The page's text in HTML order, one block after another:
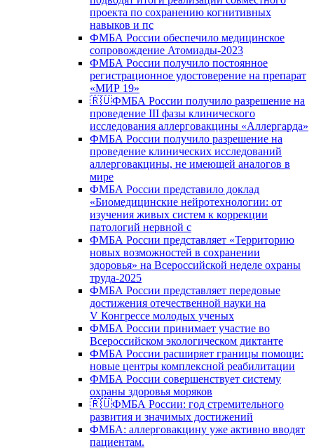
проекта по сохранению когнитивных
навыков и пс
ФМБА России обеспечило медицинское
сопровождение Атомиады-2023
ФМБА России получило постоянное
регистрационное удостоверение на препарат
«МИР 19»
🇷🇺ФМБА России получило разрешение на
проведение III фазы клинического
исследования аллерговакцины «Аллергарда»
ФМБА России получило разрешение на
проведение клинических исследований
аллерговакцины, не имеющей аналогов в
мире
ФМБА России представило доклад
«Биомедицинские нейротехнологии: от
изучения живых систем к коррекции
патологий нервной с
ФМБА России представляет «Территорию
новых возможностей в сохранении
здоровья» на Всероссийской неделе охраны
труда-2025
ФМБА России представляет передовые
достижения отечественной науки на
V Конгрессе молодых ученых
ФМБА России принимает участие во
Всероссийском экологическом диктанте
ФМБА России расширяет границы помощи:
новые центры комплексной реабилитации
ФМБА России совершенствует систему
охраны здоровья моряков
🇷🇺ФМБА России: год стремительного
развития и значимых достижений
ФМБА: аллерговакцину уже активно вводят
пациентам.